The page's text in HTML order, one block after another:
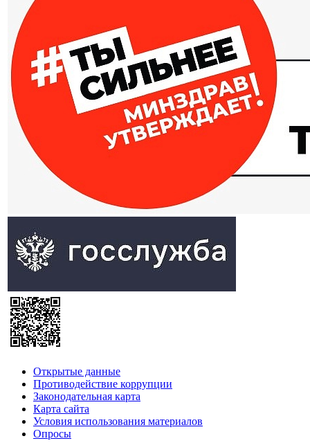
Открытые данные
Противодействие коррупции
Законодательная карта
Карта сайта
Условия использования материалов
Опросы